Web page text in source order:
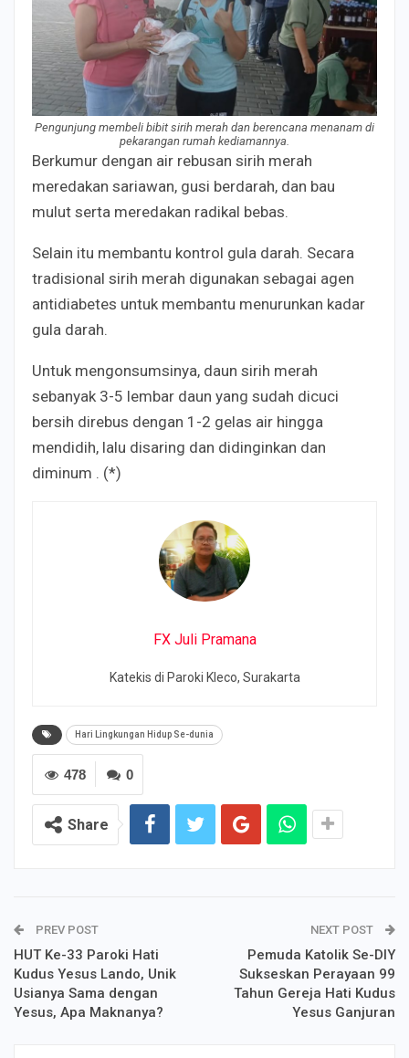
Pengunjung membeli bibit sirih merah dan berencana menanam di
pekarangan rumah kediamannya.
Berkumur dengan air rebusan sirih merah
meredakan sariawan, gusi berdarah, dan bau
mulut serta meredakan radikal bebas.
Selain itu membantu kontrol gula darah. Secara
tradisional sirih merah digunakan sebagai agen
antidiabetes untuk membantu menurunkan kadar
gula darah.
Untuk mengonsumsinya, daun sirih merah
sebanyak 3-5 lembar daun yang sudah dicuci
bersih direbus dengan 1-2 gelas air hingga
mendidih, lalu disaring dan didinginkan dan
diminum . (*)
FX Juli Pramana
Katekis di Paroki Kleco, Surakarta
Hari Lingkungan Hidup Se-dunia
0
478
Share
PREV POST
HUT Ke-33 Paroki Hati
Kudus Yesus Lando, Unik
Usianya Sama dengan
Yesus, Apa Maknanya?
NEXT POST
Pemuda Katolik Se-DIY
Sukseskan Perayaan 99
Tahun Gereja Hati Kudus
Yesus Ganjuran